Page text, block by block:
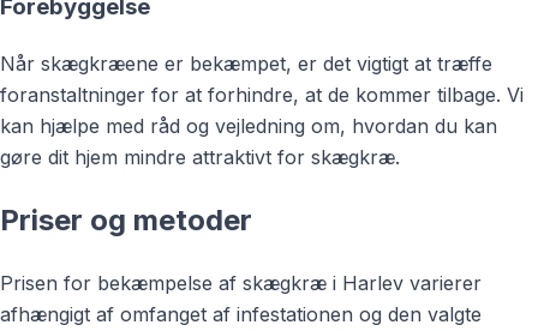
Forebyggelse
Når skægkræene er bekæmpet, er det vigtigt at træffe
foranstaltninger for at forhindre, at de kommer tilbage. Vi
kan hjælpe med råd og vejledning om, hvordan du kan
gøre dit hjem mindre attraktivt for skægkræ.
Priser og metoder
Prisen for bekæmpelse af skægkræ i Harlev varierer
afhængigt af omfanget af infestationen og den valgte